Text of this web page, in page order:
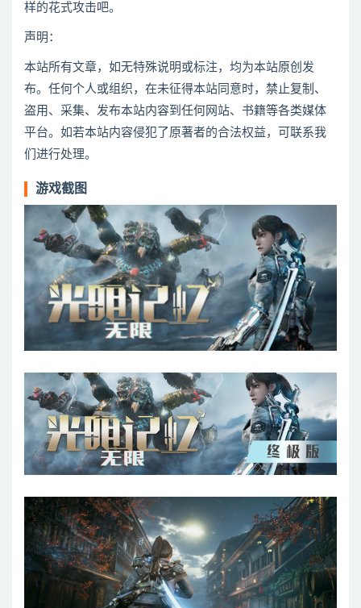
样的花式攻击吧。
声明：
本站所有文章，如无特殊说明或标注，均为本站原创发
布。任何个人或组织，在未征得本站同意时，禁止复制、
盗用、采集、发布本站内容到任何网站、书籍等各类媒体
平台。如若本站内容侵犯了原著者的合法权益，可联系我
们进行处理。
游戏截图